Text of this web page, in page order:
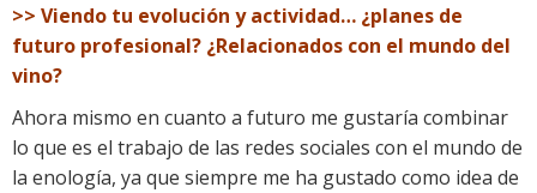
>> Viendo tu evolución y actividad… ¿planes de
futuro profesional? ¿Relacionados con el mundo del
vino?
Ahora mismo en cuanto a futuro me gustaría combinar
lo que es el trabajo de las redes sociales con el mundo de
la enología, ya que siempre me ha gustado como idea de